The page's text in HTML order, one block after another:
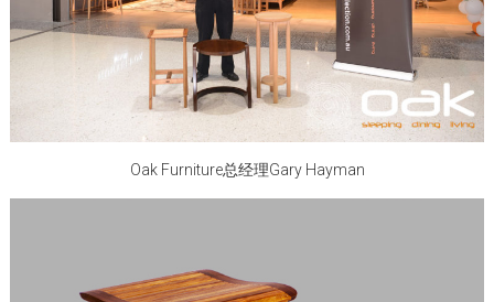
Oak Furniture总经理Gary Hayman